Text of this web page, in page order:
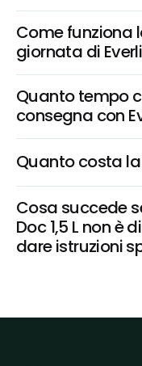
Come funziona
giornata di
Quanto tempo
consegna con
Quanto costa
Cosa succede
Doc 1,5 L non è
dare istruzioni